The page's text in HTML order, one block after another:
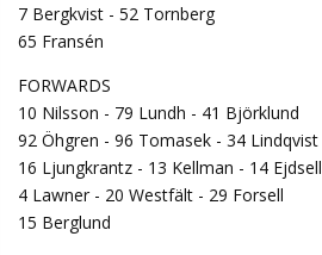
7 Bergkvist - 52 Tornberg
65 Fransén
FORWARDS
10 Nilsson - 79 Lundh - 41 Björklund
92 Öhgren - 96 Tomasek - 34 Lindqvist
16 Ljungkrantz - 13 Kellman - 14 Ejdsell
4 Lawner - 20 Westfält - 29 Forsell
15 Berglund